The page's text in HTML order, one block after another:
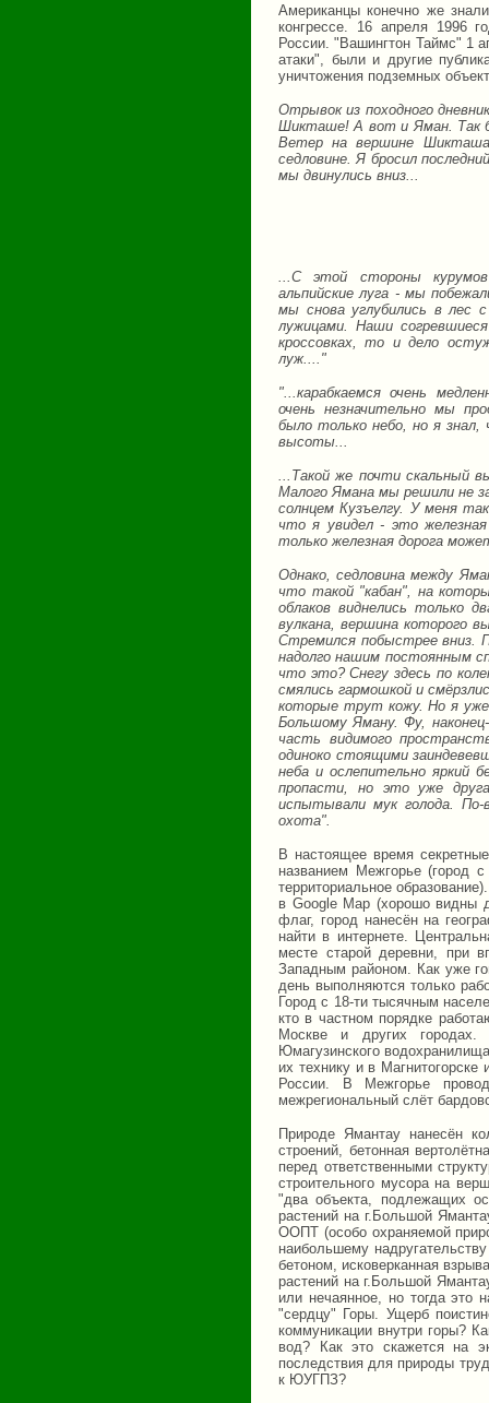
Американцы конечно же
конгрессе. 16 апреля 1996
России. "Вашингтон Таймс" 1
атаки", были и другие
уничтожения подземных
Отрывок из походного
Шикташе! А вот и Яман. Так
Ветер на вершине
седловине. Я бросил
мы двинулись вниз...
...С этой стороны
альпийские луга - мы
мы снова углубились в лес
лужицами. Наши
кроссовках, то и дело
луж...."
"...карабкаемся очень
очень незначительно мы
было только небо, но я
высоты...
...Такой же почти скальный
Малого Ямана мы решили не
солнцем Кузъелгу. У меня
что я увидел - это
только железная дорога
Однако, седловина между
что такой "кабан", на
облаков виднелись только
вулкана, вершина которого
Стремился побыстрее вниз.
надолго нашим постоянным
что это? Снегу здесь по
смялись гармошкой и
которые трут кожу. Но я
Большому Яману. Фу,
часть видимого
одиноко стоящими
неба и ослепительно яркий
пропасти, но это уже
испытывали мук голода.
охота".
В настоящее время
названием Межгорье (город
территориальное
в Google Map (хорошо видны
флаг, город нанесён на
найти в интернете.
месте старой деревни, при
Западным районом. Как уже
день выполняются только
Город с 18-ти тысячным
кто в частном порядке
Москве и других городах.
Юмагузинского
их технику и в
России. В Межгорье
межрегиональный слёт
Природе Ямантау нанесён
строений, бетонная
перед ответственными
строительного мусора на
"два объекта, подлежащих
растений на г.Большой
ООПТ (особо охраняемой
наибольшему
бетоном, исковерканная
растений на г.Большой
или нечаянное, но тогда
"сердцу" Горы. Ущерб
коммуникации внутри горы?
вод? Как это скажется на
последствия для природы
к ЮУГПЗ?